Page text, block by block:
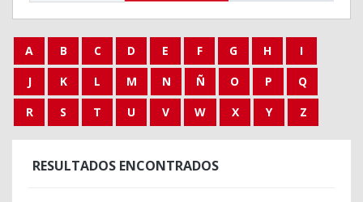
A B C D E F G H
I
J
K L M N Ñ O P
Q
R
S T U V W X Y Z
RESULTADOS ENCONTRADOS